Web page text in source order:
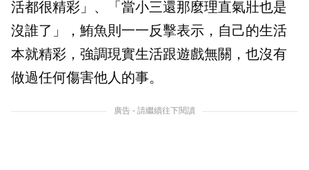
活都很精彩」、「當小三還那麼理直氣壯也是
沒誰了」，鮪魚則一一反擊表示，自己的生活
本就精彩，強調現實生活跟遊戲無關，也沒有
做過任何傷害他人的事。
廣告 - 請繼續往下閱讀